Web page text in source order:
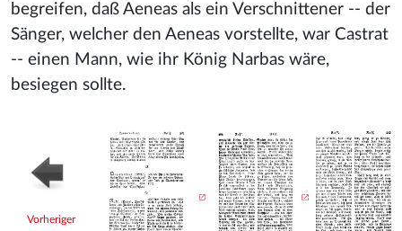
begreifen, daß Aeneas als ein Verschnittener -- der
Sänger, welcher den Aeneas vorstellte, war Castrat
-- einen Mann, wie ihr König Narbas wäre,
besiegen sollte.
Vorheriger